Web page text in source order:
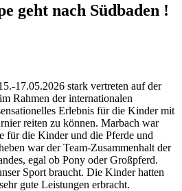
geht nach Südbaden !
17.05.2026 stark vertreten auf der
Rahmen der internationalen
Erlebnis für die Kinder mit
reiten zu können. Marbach war
für die Kinder und die Pferde und
war der Team-Zusammenhalt der
egal ob Pony oder Großpferd.
Sport braucht. Die Kinder hatten
gute Leistungen erbracht.